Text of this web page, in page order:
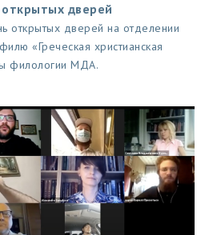
дверей
открытых дверей на отделении
«Греческая христианская
филологии МДА.